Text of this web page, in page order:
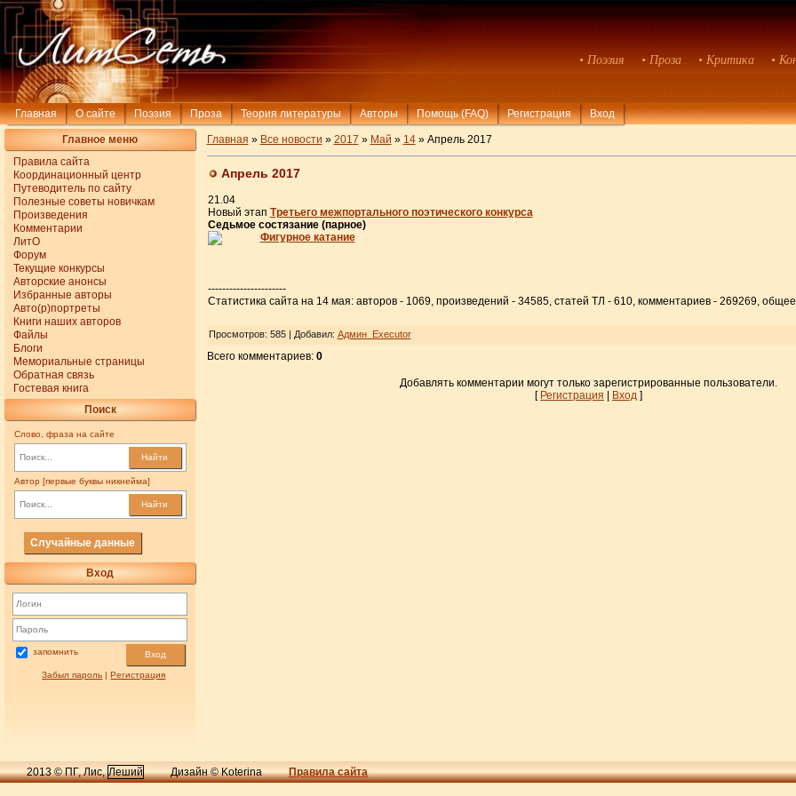
• Поэзия • Проза • Критика •
Главная О сайте Поэзия Проза Теория литературы Авторы Помощь (FAQ) Регистрация Вход
Главное меню
Правила сайта
Координационный центр
Путеводитель по сайту
Полезные советы новичкам
Произведения
Комментарии
ЛитО
Форум
Текущие конкурсы
Авторские анонсы
Избранные авторы
Авто(р)портреты
Книги наших авторов
Файлы
Блоги
Мемориальные страницы
Обратная связь
Гостевая книга
Поиск
Слово, фраза на сайте
Найти
Автор [первые буквы никнейма]
Найти
Случайные данные
Вход
запомнить Вход
Забыл пароль |Регистрация
Главная » Все новости » 2017 » Май » 14» Апрель 2017
Апрель 2017
21.04
Новый этап Третьего межпортального поэтического конкурса
Седьмое состязание (парное)
Фигурное катание
----------------------
Статистика сайта на 14 мая: авторов - 1069, произведений - 34585, статей ТЛ - 610, комментариев - 269269,
Просмотров: 585 | Добавил: Админ_Еxecutor
Всего комментариев: 0
Добавлять комментарии могут только зарегистрированные пользователи.
[ Регистрация | Вход ]
2013 © ПГ, Лис,Леший Дизайн © Koterina Правила сайта